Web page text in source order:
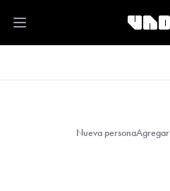
Open main menu
Nueva personaAgregar